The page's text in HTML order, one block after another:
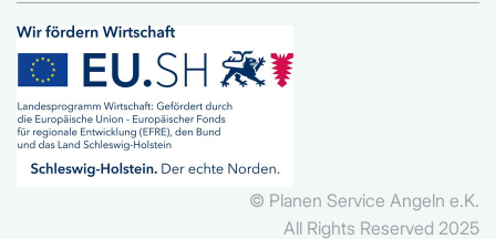
© Planen Service Angeln e.K.
All Rights Reserved 2025